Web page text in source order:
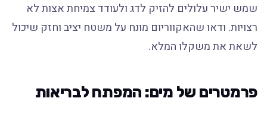
שמש ישיר עלולים להזיק לדג ולעודד צמיחת אצות לא
רצויות. ודאו שהאקווריום מונח על משטח יציב וחזק שיכול
לשאת את משקלו המלא.
פרמטרים של מים: המפתח לבריאות